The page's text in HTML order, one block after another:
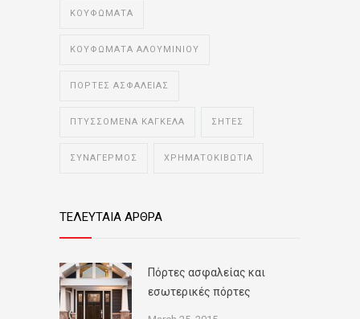
ΚΟΥΦΩΜΑΤΑ
ΚΟΥΦΩΜΑΤΑ ΑΛΟΥΜΙΝΙΟΥ
ΠΟΡΤΕΣ ΑΣΦΑΛΕΙΑΣ
ΠΤΥΣΣΟΜΕΝΑ ΚΑΓΚΕΛΑ ΣΗΤΕΣ
ΣΥΝΑΓΕΡΜΟΣ ΧΡΗΜΑΤΟΚΙΒΩΤΙΑ
ΤΕΛΕΥΤΑΙΑ ΑΡΘΡΑ
Πόρτες ασφαλείας και
εσωτερικές πόρτες